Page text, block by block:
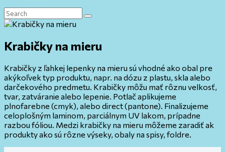
Krabičky na mieru
Krabičky z ľahkej lepenky na mieru sú vhodné ako obal pre
akýkoľvek typ produktu, napr. na dózu z plastu, skla alebo
darčekového predmetu. Krabičky môžu mať rôznu velkosť,
tvar, zatváranie alebo lepenie. Potlač aplikujeme
plnofarebne (cmyk), alebo direct (pantone). Finalizujeme
celoplošným laminom, parciálnym UV lakom, prípadne
razbou fóliou. Medzi krabičky na mieru môžeme zaradiť ak
produkty ako sú rôzne výseky, obaly na spisy, foldre.